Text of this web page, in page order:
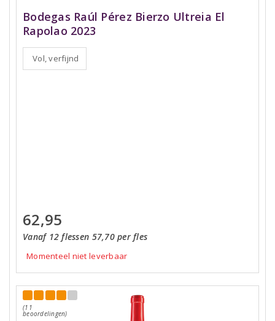
Bodegas Raúl Pérez Bierzo Ultreia El
Rapolao 2023
Vol, verfijnd
62,95
Vanaf 12 flessen 57,70 per fles
Momenteel niet leverbaar
(11
beoordelingen)